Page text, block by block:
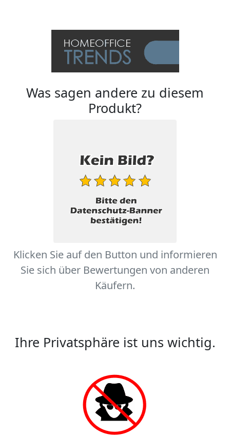
Was sagen andere zu diesem
Produkt?
Klicken Sie auf den Button und informieren
Sie sich über Bewertungen von anderen
Käufern.
Ihre Privatsphäre ist uns wichtig.